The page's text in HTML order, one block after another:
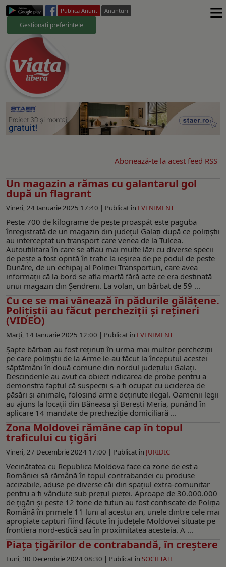
Publica Anunt Anunturi
Gestionați preferințele ≡
Abonează-te la acest feed RSS
Un magazin a rămas cu galantarul gol
după un flagrant
Vineri, 24 Ianuarie 2025 17:40 | Publicat în EVENIMENT
Peste 700 de kilograme de pește proaspăt este paguba
înregistrată de un magazin din județul Galați după ce polițiștii
au interceptat un transport care venea de la Tulcea.
Autoutilitara în care se aflau mai multe lăzi cu diverse specii
de pește a fost oprită în trafic la ieșirea de pe podul de peste
Dunăre, de un echipaj al Poliției Transporturi, care avea
informații că la bord se afla marfă fără acte ce era destinată
unui magazin din Șendreni. La volan, un bărbat de 59 ...
Cu ce se mai vânează în pădurile gălățene.
Polițiștii au făcut percheziții și rețineri
(VIDEO)
Marți, 14 Ianuarie 2025 12:00 | Publicat în EVENIMENT
Șapte bărbați au fost reținuți în urma mai multor percheziții
pe care polițiștii de la Arme le-au făcut la începutul acestei
săptămâni în două comune din nordul județului Galați.
Descinderile au avut ca obiect ridicarea de probe pentru a
demonstra faptul că suspecții s-a fi ocupat cu uciderea de
păsări și animale, folosind arme deținute ilegal. Oamenii legii
au ajuns la locații din Băneasa și Berești Meria, punând în
aplicare 14 mandate de precheziție domiciliară ...
Zona Moldovei rămâne cap în topul
traficului cu țigări
Vineri, 27 Decembrie 2024 17:00 | Publicat în JURIDIC
Vecinătatea cu Republica Moldova face ca zone de est a
României să rămână în topul contrabandei cu produse
accizabile, aduse pe diverse căi din spațiul extra-comunitar
pentru a fi vândute sub prețul pieței. Aproape de 30.000.000
de țigări și peste 12 tone de tutun au fost confiscate de Poliția
Română în primele 11 luni al acestui an, unele dintre cele mai
apropiate capturi fiind făcute în județele Moldovei situate pe
frontiera nord-estică sau în proximitatea acesteia. A ...
Piața țigărilor de contrabandă, în creștere
Luni, 30 Decembrie 2024 08:30 | Publicat în SOCIETATE